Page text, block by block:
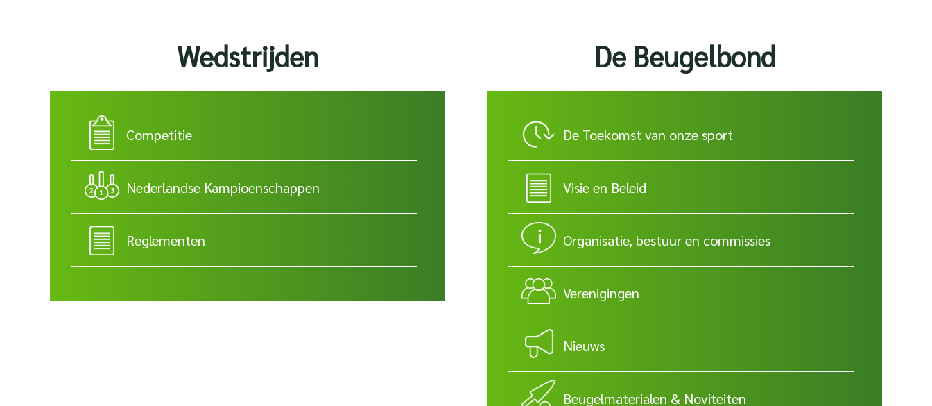
Wedstrijden
Competitie
Nederlandse Kampioenschappen
Reglementen
De Beugelbond
De Toekomst van onze sport
Visie en Beleid
Organisatie, bestuur en commissies
Verenigingen
Nieuws
Beugelmaterialen & Noviteiten